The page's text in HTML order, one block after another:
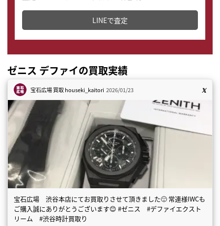
どこからでもすぐに査定金額を知ることが出来ます。
LINEで査定
ゼニス デファイの買取実績
宝石広場 買取houseki_kaitori 2026/01/23
宝石広場 渋谷本店にてお買取りさせて頂きました🙂 常連様IWCも
ご購入誠にありがとうございます😊 #ゼニス #デファイエクスト
リーム #渋谷時計買取り